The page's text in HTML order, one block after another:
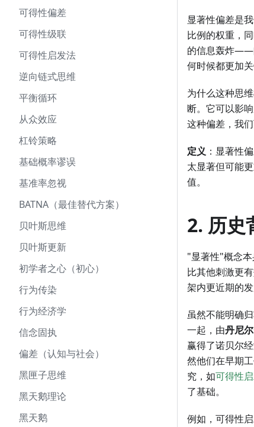
可得性偏差
可得性级联
可得性启发法
逆向链式思维
平衡循环
从众效应
杠铃策略
基础概率谬误
基准率忽视
BATNA（最佳替代方案）
贝叶斯思维
贝叶斯更新
初学者之心（初心）
行为传染
行为经济学
信念固执
偏差（认知与社会）
黑匣子思维
黑天鹅理论
黑天鹅
显著性偏差是
比例的权重，
的信息轰炸——
何时候都更加
为什么这种思
断。它可以影
这种偏差，我
定义 ：显著性
太显著但可能
值。
2. 历史
"显著性"概念
比其他刺激更
架内更近期的
虽然不能明确
一起，由丹尼
赢得了诺贝尔
然他们在早期
究，如可得性
了基础。
例如，可得性